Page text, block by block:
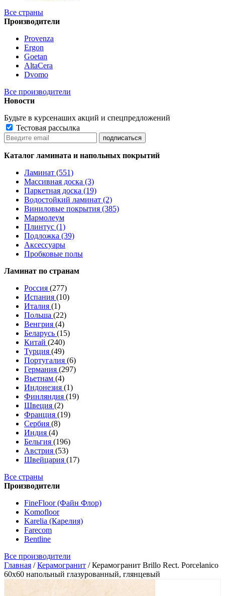
Все страны
Производители
Provenza
Ergon
Goetan
AltaСera
Dvomo
Все производители
Новости
Будьте в курсенаших акций и спецпредложений
Тестовая рассылка
Каталог ламината и напольных покрытий
Ламинат (551)
Массивная доска (3)
Паркетная доска (19)
Водостойкий ламинат (2)
Виниловые покрытия (385)
Мармолеум
Плинтус (1)
Подложка (39)
Аксессуары
Пробковые полы
Ламинат по странам
Россия (277)
Испания (10)
Италия (1)
Польша (22)
Венгрия (4)
Беларусь (15)
Китай (240)
Турция (49)
Португалия (6)
Германия (297)
Вьетнам (4)
Индонезия (1)
Финляндия (19)
Швеция (2)
Франция (19)
Сербия (8)
Индия (4)
Бельгия (196)
Австрия (53)
Швейцария (17)
Все страны
Производители
FineFloor (Файн Флор)
Komofloor
Karelia (Карелия)
Farecom
Bentline
Все производители
Главная /Керамогранит /Керамогранит Brillo Rect. Porcelanico
60x60 напольный глазурованный, глянцевый